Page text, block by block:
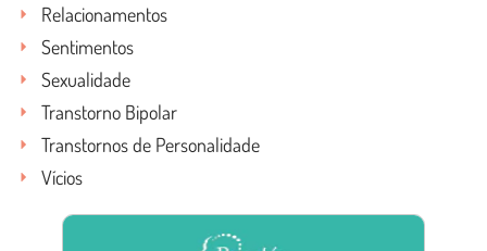
Relacionamentos
Sentimentos
Sexualidade
Transtorno Bipolar
Transtornos de Personalidade
Vícios